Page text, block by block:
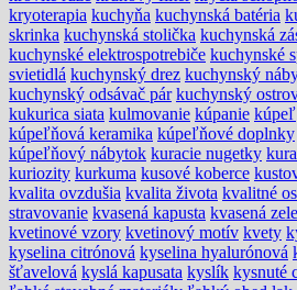
kryoterapia kuchyňa kuchynská batéria
skrinka kuchynská stolička kuchynská
kuchynské elektrospotrebiče kuchynské
svietidlá kuchynský drez kuchynský
kuchynský odsávač pár kuchynský
kukurica siata kulmovanie kúpanie kúpeľ
kúpeľňová keramika kúpeľňové doplnky
kúpeľňový nábytok kuracie nugetky
kuriozity kurkuma kusové koberce
kvalita ovzdušia kvalita života kvalitné
stravovanie kvasená kapusta kvasená
kvetinové vzory kvetinový motív kvety
kyselina citrónová kyselina hyalurónová
šťavelová kyslá kapusata kyslík kysnuté